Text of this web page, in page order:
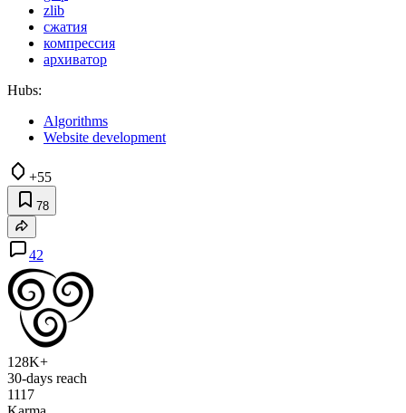
zlib
сжатия
компрессия
архиватор
Hubs:
Algorithms
Website development
+55
78
42
128K+
30-days reach
1117